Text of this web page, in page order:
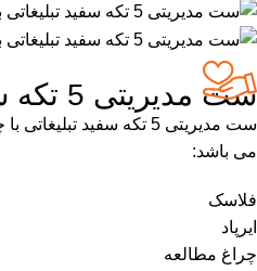
ست مدیریتی 5 تکه سفید تبلیغاتی با چراغ خواب
می باشد:
فلاسک
ایرپاد
چراغ مطالعه